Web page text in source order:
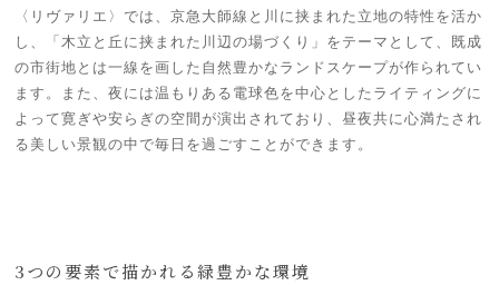
〈リヴァリエ〉では、京急大師線と川に挟まれた立地の特性を活か
し、「木立と丘に挟まれた川辺の場づくり」をテーマとして、既成
の市街地とは一線を画した自然豊かなランドスケープが作られてい
ます。また、夜には温もりある電球色を中心としたライティングに
よって寛ぎや安らぎの空間が演出されており、昼夜共に心満たされ
る美しい景観の中で毎日を過ごすことができます。
3つの要素で描かれる緑豊かな環境